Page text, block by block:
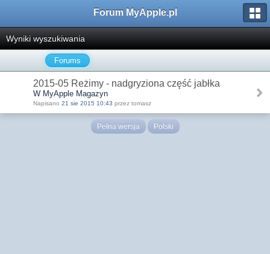
Forum MyApple.pl
Wyniki wyszukiwania
Forums
2015-05 Reżimy - nadgryziona część jabłka
W MyApple Magazyn
Napisano 21 sie 2015 10:43 przez tomasz
Pełna wersja Polski